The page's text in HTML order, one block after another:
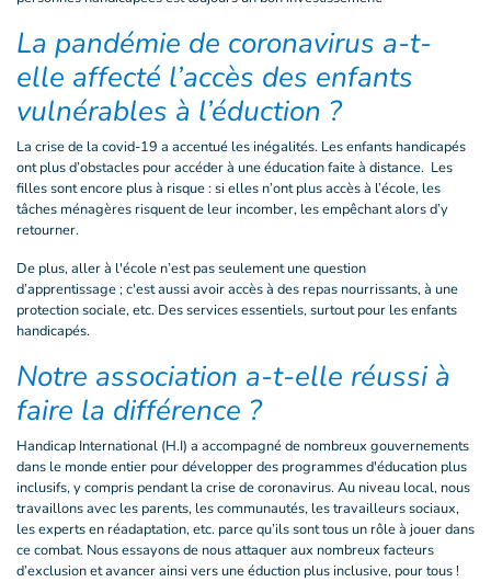
La pandémie de coronavirus a-t-
elle affecté l’accès des enfants
vulnérables à l’éduction ?
La crise de la covid-19 a accentué les inégalités. Les enfants handicapés
ont plus d’obstacles pour accéder à une éducation faite à distance. Les
filles sont encore plus à risque : si elles n’ont plus accès à l’école, les
tâches ménagères risquent de leur incomber, les empêchant alors d’y
retourner.
De plus, aller à l'école n’est pas seulement une question
d’apprentissage ; c'est aussi avoir accès à des repas nourrissants, à une
protection sociale, etc. Des services essentiels, surtout pour les enfants
handicapés.
Notre association a-t-elle réussi à
faire la différence ?
Handicap International (H.I) a accompagné de nombreux gouvernements
dans le monde entier pour développer des programmes d'éducation plus
inclusifs, y compris pendant la crise de coronavirus. Au niveau local, nous
travaillons avec les parents, les communautés, les travailleurs sociaux,
les experts en réadaptation, etc. parce qu’ils sont tous un rôle à jouer dans
ce combat. Nous essayons de nous attaquer aux nombreux facteurs
d’exclusion et avancer ainsi vers une éduction plus inclusive, pour tous !